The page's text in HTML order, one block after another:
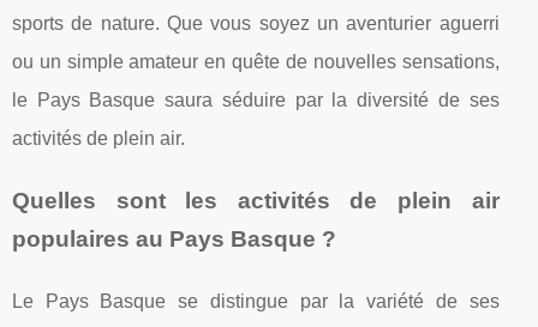
sports de nature. Que vous soyez un aventurier aguerri
ou un simple amateur en quête de nouvelles sensations,
le Pays Basque saura séduire par la diversité de ses
activités de plein air.
Quelles sont les activités de plein air
populaires au Pays Basque ?
Le Pays Basque se distingue par la variété de ses